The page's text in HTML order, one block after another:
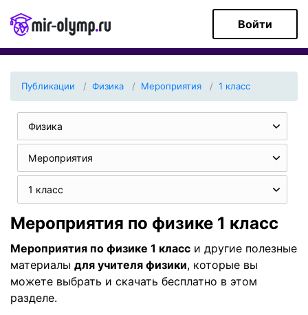
Войти
Публикации Физика Мероприятия 1 класс
Физика
Мероприятия
1 класс
Мероприятия по физике 1 класс
Мероприятия по физике 1 класс и другие полезные
материалы для учителя физики, которые вы
можете выбрать и скачать бесплатно в этом
разделе.